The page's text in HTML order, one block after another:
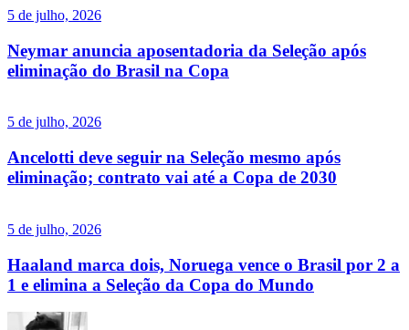
5 de julho, 2026
Neymar anuncia aposentadoria da Seleção após
eliminação do Brasil na Copa
5 de julho, 2026
Ancelotti deve seguir na Seleção mesmo após
eliminação; contrato vai até a Copa de 2030
5 de julho, 2026
Haaland marca dois, Noruega vence o Brasil por 2 a
1 e elimina a Seleção da Copa do Mundo